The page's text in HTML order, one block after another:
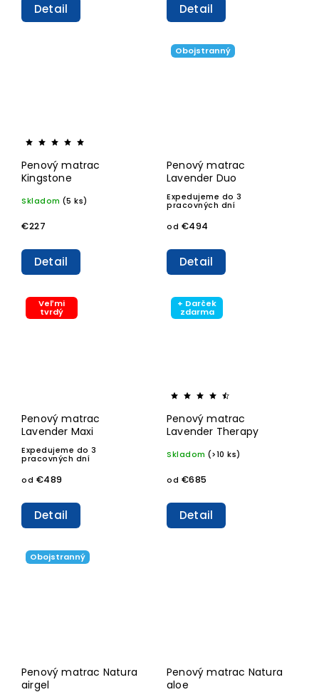
Detail Detail
Penový matrac
Kingstone
Skladom (5 ks)
€227
Detail
Obojstranný
Penový matrac
Lavender Duo
Expedujeme do 3
pracovných dní
od €494
Detail
Veľmi
tvrdý
Penový matrac
Lavender Maxi
Expedujeme do 3
pracovných dní
od €489
Detail
+ Darček
zdarma
Penový matrac
Lavender Therapy
Skladom (>10 ks)
od €685
Detail
Obojstranný
Penový matrac Natura
airgel
Penový matrac Natura
aloe